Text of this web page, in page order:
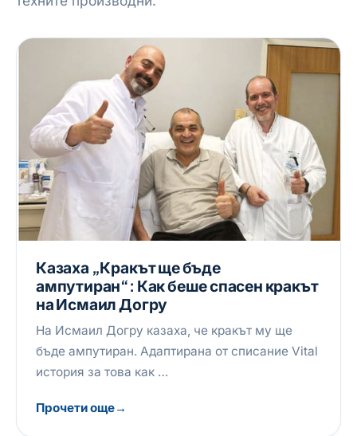
Казаха „Кракът ще бъде
ампутиран“: Как беше спасен кракът
на Исмаил Догру
На Исмаил Догру казаха, че кракът му ще
бъде ампутиран. Адаптирана от списание Vital
история за това как …
Прочети още